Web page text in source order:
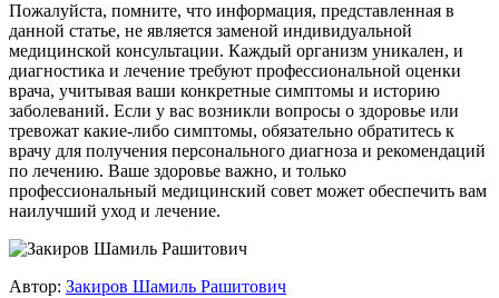
Пожалуйста, помните, что информация, представленная в
данной статье, не является заменой индивидуальной
медицинской консультации. Каждый организм уникален, и
диагностика и лечение требуют профессиональной оценки
врача, учитывая ваши конкретные симптомы и историю
заболеваний. Если у вас возникли вопросы о здоровье или
тревожат какие-либо симптомы, обязательно обратитесь к
врачу для получения персонального диагноза и рекомендаций
по лечению. Ваше здоровье важно, и только
профессиональный медицинский совет может обеспечить вам
наилучший уход и лечение.
Автор: Закиров Шамиль Рашитович